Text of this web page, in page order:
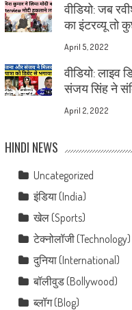
वीडियो: जब
का इंटरव्यू तो
April 5, 2022
वीडियो:
संजय सिंह ने
April 2, 2022
HINDI NEWS
Uncategorized
इंडिया (India)
खेल (Sports)
टेक्नोलॉजी (Technology)
दुनिया (International)
बॉलीवुड (Bollywood)
ब्लॉग (Blog)